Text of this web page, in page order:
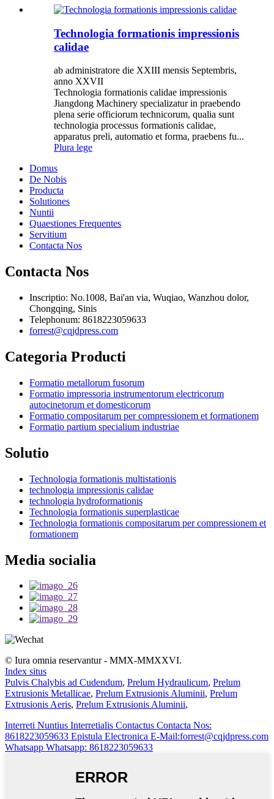
Technologia formationis impressionis
calidae
ab administratore die XXIII mensis Septembris,
anno XXVII
Technologia formationis calidae impressionis
Jiangdong Machinery specializatur in praebendo
plena serie officiorum technicorum, qualia sunt
technologia processus formationis calidae,
apparatus preli, automatio et forma, praebens fu...
Plura lege
Domus
De Nobis
Producta
Solutiones
Nuntii
Quaestiones Frequentes
Servitium
Contacta Nos
Contacta Nos
Inscriptio: No.1008, Bai'an via, Wuqiao, Wanzhou dolor,
Chongqing, Sinis
Telephonum: 8618223059633
forrest@cqjdpress.com
Categoria Producti
Formatio metallorum fusorum
Formatio impressoria instrumentorum electricorum
autocinetorum et domesticorum
Formatio compositarum per compressionem et formationem
Formatio partium specialium industriae
Solutio
Technologia formationis multistationis
technologia impressionis calidae
technologia hydroformationis
Technologia formationis superplasticae
Technologia formationis compositarum per compressionem et
formationem
Media socialia
© Iura omnia reservantur - MMX-MMXXVI.
Index situs
Pulvis Chalybis ad Cudendum, Prelum Hydraulicum, Prelum
Extrusionis Metallicae, Prelum Extrusionis Aluminii, Prelum
Extrusionis Aeris, Prelum Extrusionis Aluminii,
Interreti Nuntius Interretialis Contactus Contacta Nos:
8618223059633 Epistula Electronica E-Mail:forrest@cqjdpress.com
Whatsapp Whatsapp: 8618223059633